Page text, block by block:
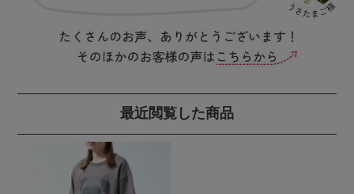
最近閲覧した商品